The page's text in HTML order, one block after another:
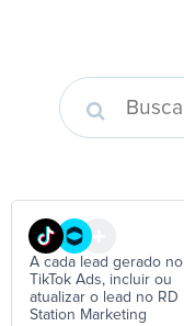
A cada lead gerado no
TikTok Ads, incluir ou
atualizar o lead no RD
Station Marketing